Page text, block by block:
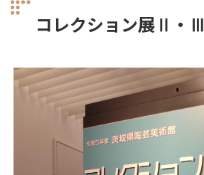
コレクション展Ⅱ・Ⅲ